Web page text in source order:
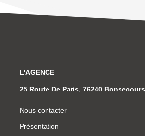
L'AGENCE
25 Route De Paris, 76240 Bonsecours
Nous contacter
Présentation